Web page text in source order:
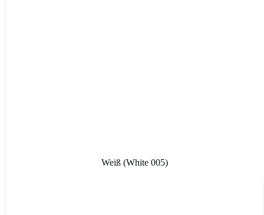
Weiß (White 005)